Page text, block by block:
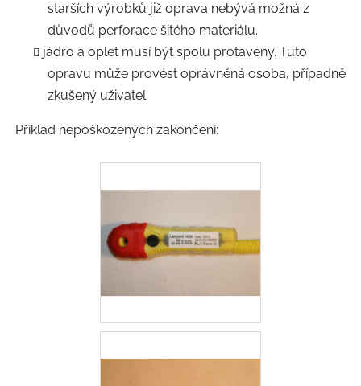
starších výrobků již oprava nebývá možná z
důvodů perforace šitého materiálu.
jádro a oplet musí být spolu protaveny. Tuto
opravu může provést oprávněná osoba, případně
zkušený uživatel.
Příklad nepoškozených zakončení: